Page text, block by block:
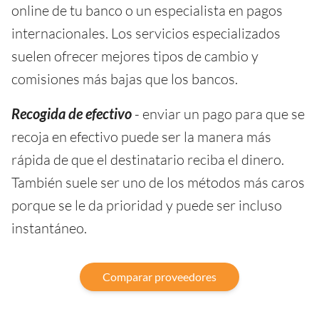
online de tu banco o un especialista en pagos
internacionales. Los servicios especializados
suelen ofrecer mejores tipos de cambio y
comisiones más bajas que los bancos.
Recogida de efectivo - enviar un pago para que se
recoja en efectivo puede ser la manera más
rápida de que el destinatario reciba el dinero.
También suele ser uno de los métodos más caros
porque se le da prioridad y puede ser incluso
instantáneo.
Comparar proveedores